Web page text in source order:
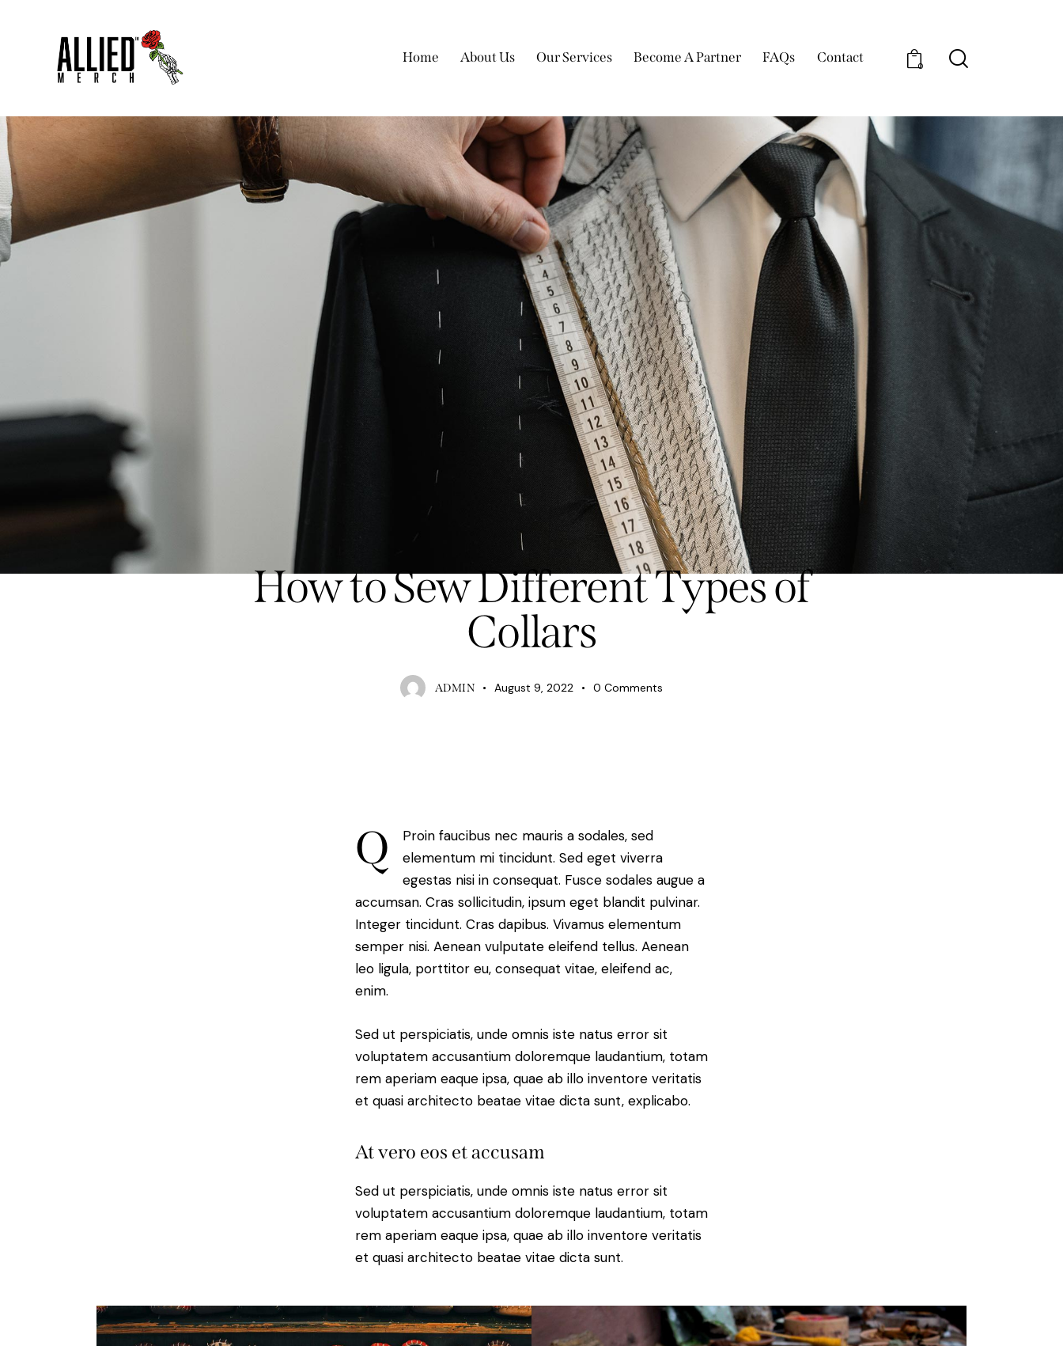
Home About Us Our Services Become A Partner FAQs Contact
0
TAILORING
How to Sew Different Types of
Collars
ADMIN August 9, 2022 0 Comments
Q
Proin faucibus nec mauris a sodales, sed
elementum mi tincidunt. Sed eget viverra
egestas nisi in consequat. Fusce sodales augue a
accumsan. Cras sollicitudin, ipsum eget blandit pulvinar.
Integer tincidunt. Cras dapibus. Vivamus elementum
semper nisi. Aenean vulputate eleifend tellus. Aenean
leo ligula, porttitor eu, consequat vitae, eleifend ac,
enim.
Sed ut perspiciatis, unde omnis iste natus error sit
voluptatem accusantium doloremque laudantium, totam
rem aperiam eaque ipsa, quae ab illo inventore veritatis
et quasi architecto beatae vitae dicta sunt, explicabo.
At vero eos et accusam
Sed ut perspiciatis, unde omnis iste natus error sit
voluptatem accusantium doloremque laudantium, totam
rem aperiam eaque ipsa, quae ab illo inventore veritatis
et quasi architecto beatae vitae dicta sunt.